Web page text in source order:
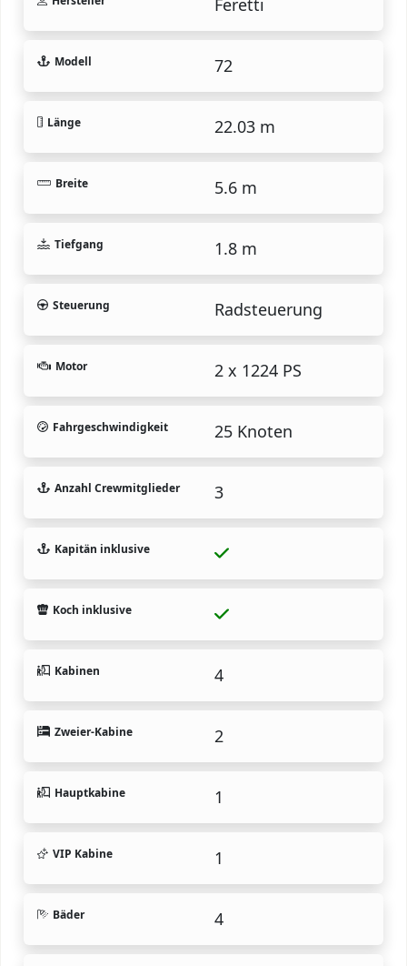
Feretti
Modell 72
Länge 22.03 m
Breite 5.6 m
Tiefgang 1.8 m
Steuerung Radsteuerung
Motor 2 x 1224 PS
Fahrgeschwindigkeit 25 Knoten
Anzahl Crewmitglieder 3
Kapitän inklusive
Koch inklusive
Kabinen 4
Zweier-Kabine 2
Hauptkabine 1
VIP Kabine 1
Bäder 4